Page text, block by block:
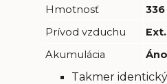
Hmotnosť
Prívod vzduchu
Akumulácia
Takmer